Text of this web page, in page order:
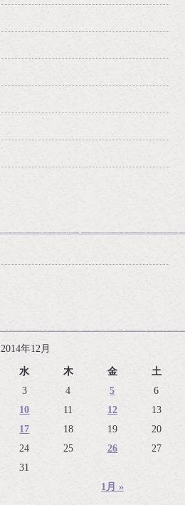
2014年12月
水 木 金 土
1月 »
3 4 5
6
10 11 12
13
17 18 19
20
24 25 26
27
31